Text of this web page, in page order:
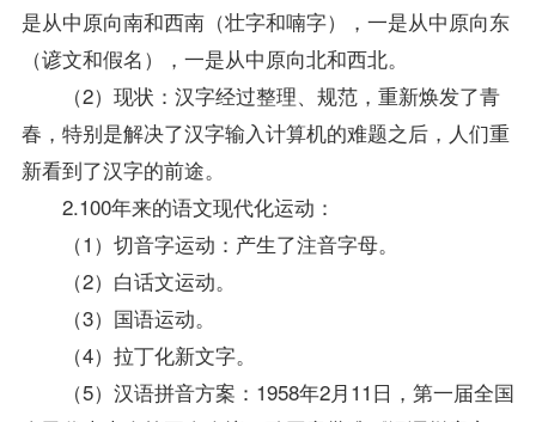
是从中原向南和西南（壮字和喃字），一是从中原向东
（谚文和假名），一是从中原向北和西北。
（2）现状：汉字经过整理、规范，重新焕发了青
春，特别是解决了汉字输入计算机的难题之后，人们重
新看到了汉字的前途。
2.100年来的语文现代化运动：
（1）切音字运动：产生了注音字母。
（2）白话文运动。
（3）国语运动。
（4）拉丁化新文字。
（5）汉语拼音方案：1958年2月11日，第一届全国